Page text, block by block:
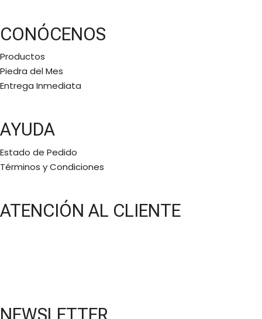
CONÓCENOS
Productos
Piedra del Mes
Entrega Inmediata
AYUDA
Estado de Pedido
Términos y Condiciones
ATENCIÓN AL CLIENTE
NEWSLETTER